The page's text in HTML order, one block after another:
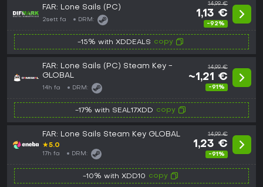
FAR: Lone Sails (PC)
2sett fa DRM:
14,99 €
1,13 €
-92%
-15% with XDDEALS copy
FAR: Lone Sails (PC) Steam Key -
GLOBAL
14h fa DRM:
14,99 €
~1,21 €
-91%
-17% with SEAL17XDD copy
FAR: Lone Sails Steam Key GLOBAL
★5.0
17h fa DRM:
14,99 €
1,23 €
-91%
-10% with XDD10 copy